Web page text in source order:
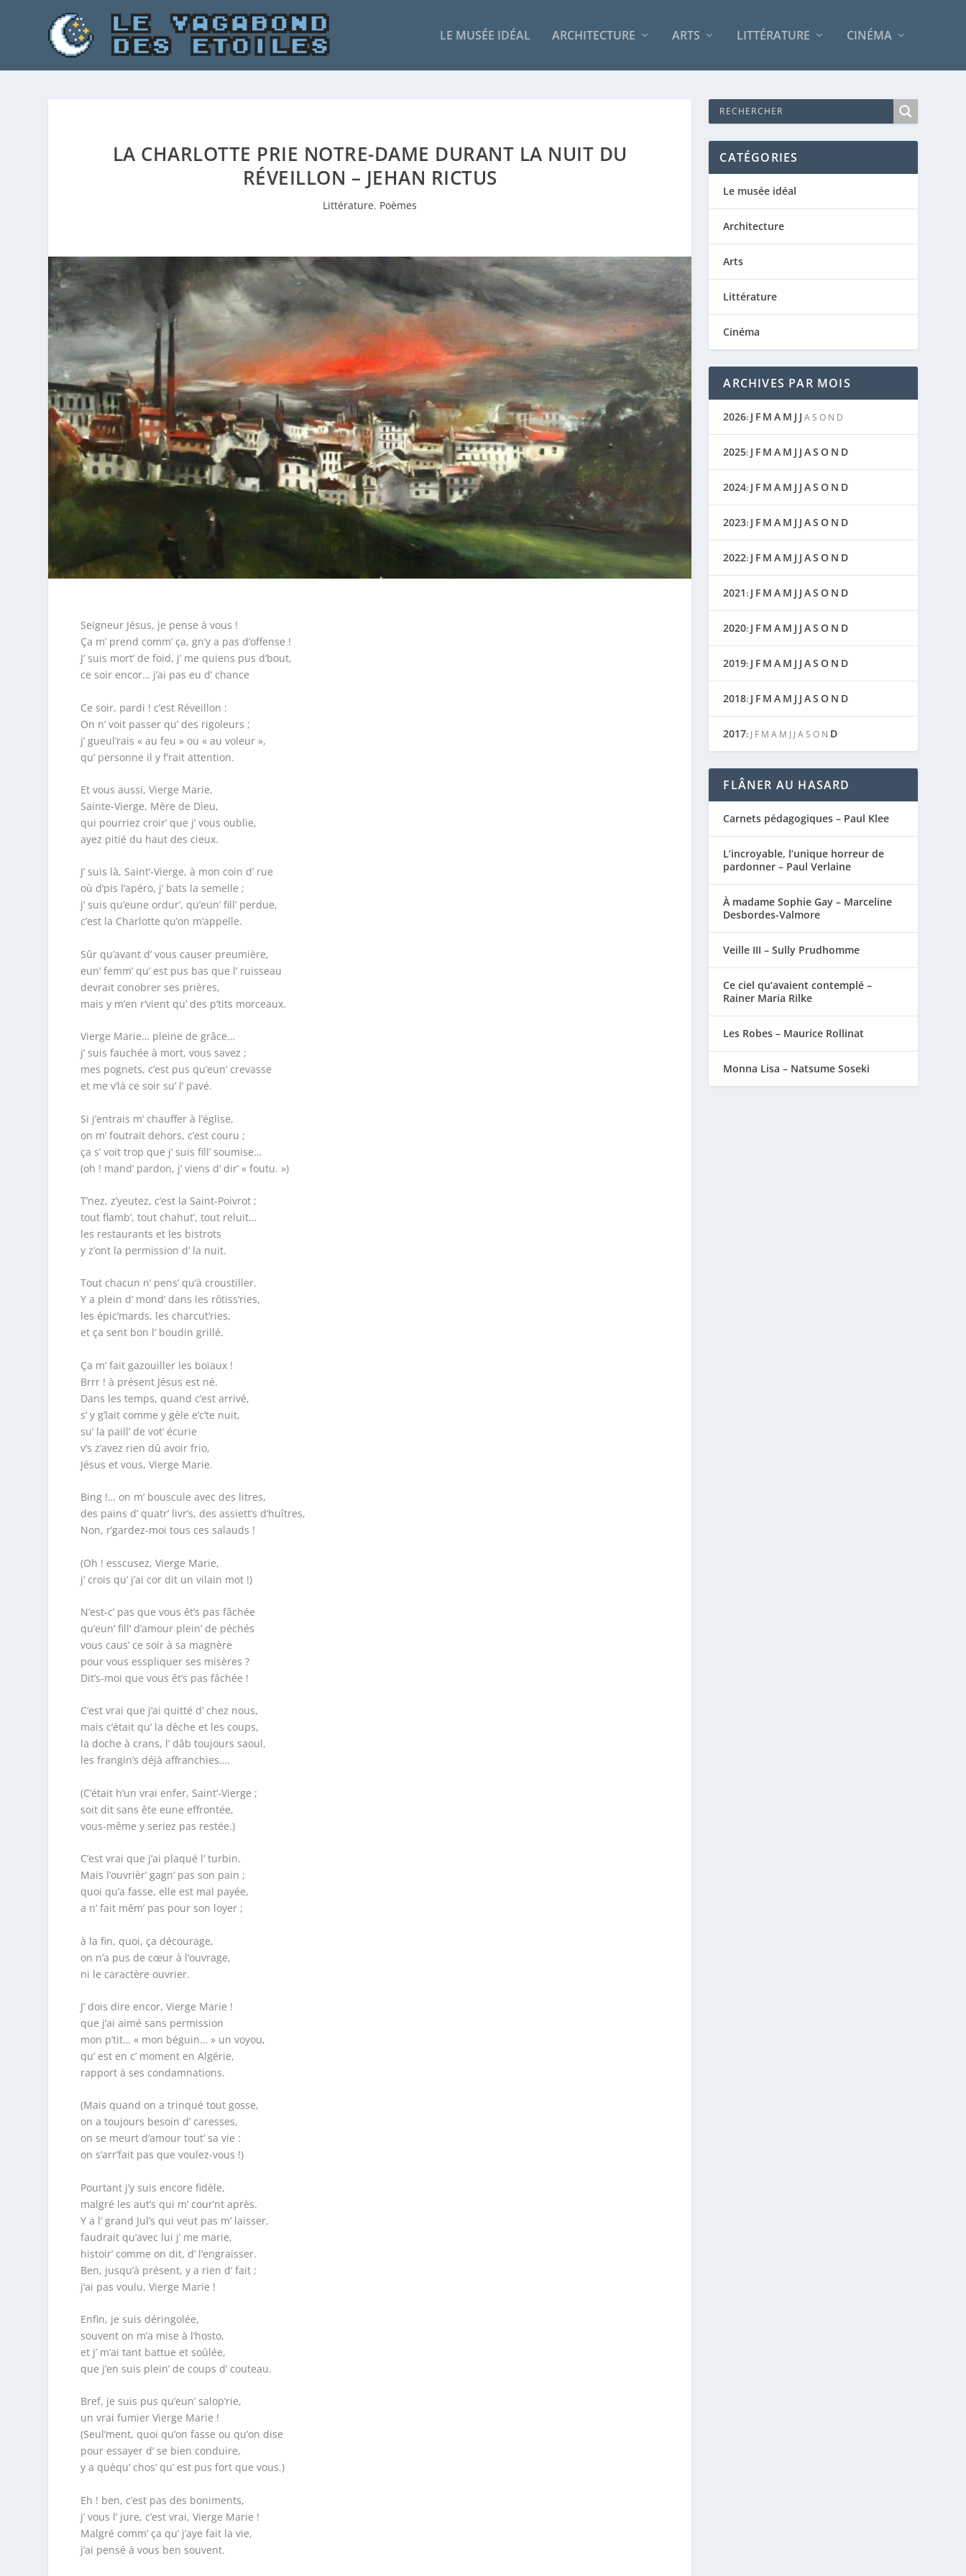
LE MUSÉE IDÉAL ARCHITECTURE ARTS LITTÉRATURE CINÉMA
LA CHARLOTTE PRIE NOTRE-DAME DURANT LA NUIT DU
RÉVEILLON – JEHAN RICTUS
Littérature, Poèmes
Seigneur Jésus, je pense à vous !
Ça m’ prend comm’ ça, gn’y a pas d’offense !
J’ suis mort’ de foid, j’ me quiens pus d’bout,
ce soir encor… j’ai pas eu d’ chance
Ce soir, pardi ! c’est Réveillon :
On n’ voit passer qu’ des rigoleurs ;
j’ gueul’rais « au feu » ou « au voleur »,
qu’ personne il y f’rait attention.
Et vous aussi, Vierge Marie,
Sainte-Vierge, Mère de Dieu,
qui pourriez croir’ que j’ vous oublie,
ayez pitié du haut des cieux.
J’ suis là, Saint’-Vierge, à mon coin d’ rue
où d’pis l’apéro, j’ bats la semelle ;
j’ suis qu’eune ordur’, qu’eun’ fill’ perdue,
c’est la Charlotte qu’on m’appelle.
Sûr qu’avant d’ vous causer preumière,
eun’ femm’ qu’ est pus bas que l’ ruisseau
devrait conobrer ses prières,
mais y m’en r’vient qu’ des p’tits morceaux.
Vierge Marie… pleine de grâce…
j’ suis fauchée à mort, vous savez ;
mes pognets, c’est pus qu’eun’ crevasse
et me v’là ce soir su’ l’ pavé.
Si j’entrais m’ chauffer à l’église,
on m’ foutrait dehors, c’est couru ;
ça s’ voit trop que j’ suis fill’ soumise…
(oh ! mand’ pardon, j’ viens d’ dir’ « foutu. »)
T’nez, z’yeutez, c’est la Saint-Poivrot ;
tout flamb’, tout chahut’, tout reluit…
les restaurants et les bistrots
y z’ont la permission d’ la nuit.
Tout chacun n’ pens’ qu’à croustiller.
Y a plein d’ mond’ dans les rôtiss’ries,
les épic’mards, les charcut’ries,
et ça sent bon l’ boudin grillé.
Ça m’ fait gazouiller les boïaux !
Brrr ! à présent Jésus est né.
Dans les temps, quand c’est arrivé,
s’ y g’lait comme y gèle e’c’te nuit,
su’ la paill’ de vot’ écurie
v’s z’avez rien dû avoir frio,
Jésus et vous, Vierge Marie.
Bing !… on m’ bouscule avec des litres,
des pains d’ quatr’ livr’s, des assiett’s d’huîtres,
Non, r’gardez-moi tous ces salauds !
(Oh ! esscusez, Vierge Marie,
j’ crois qu’ j’ai cor dit un vilain mot !)
N’est-c’ pas que vous êt’s pas fâchée
qu’eun’ fill’ d’amour plein’ de péchés
vous caus’ ce soir à sa magnère
pour vous esspliquer ses misères ?
Dit’s-moi que vous êt’s pas fâchée !
C’est vrai que j’ai quitté d’ chez nous,
mais c’était qu’ la dèche et les coups,
la doche à crans, l’ dâb toujours saoul,
les frangin’s déjà affranchies….
(C’était h’un vrai enfer, Saint’-Vierge ;
soit dit sans ête eune effrontée,
vous-même y seriez pas restée.)
C’est vrai que j’ai plaqué l’ turbin.
Mais l’ouvrièr’ gagn’ pas son pain ;
quoi qu’a fasse, elle est mal payée,
a n’ fait mêm’ pas pour son loyer ;
à la fin, quoi, ça décourage,
on n’a pus de cœur à l’ouvrage,
ni le caractère ouvrier.
J’ dois dire encor, Vierge Marie !
que j’ai aimé sans permission
mon p’tit… « mon béguin… » un voyou,
qu’ est en c’ moment en Algérie,
rapport à ses condamnations.
(Mais quand on a trinqué tout gosse,
on a toujours besoin d’ caresses,
on se meurt d’amour tout’ sa vie :
on s’arr’fait pas que voulez-vous !)
Pourtant j’y suis encore fidèle,
malgré les aut’s qui m’ cour’nt après.
Y a l’ grand Jul’s qui veut pas m’ laisser,
faudrait qu’avec lui j’ me marie,
histoir’ comme on dit, d’ l’engraisser.
Ben, jusqu’à présent, y a rien d’ fait ;
j’ai pas voulu, Vierge Marie !
Enfin, je suis déringolée,
souvent on m’a mise à l’hosto,
et j’ m’ai tant battue et soûlée,
que j’en suis plein’ de coups d’ couteau.
Bref, je suis pus qu’eun’ salop’rie,
un vrai fumier Vierge Marie !
(Seul’ment, quoi qu’on fasse ou qu’on dise
pour essayer d’ se bien conduire,
y a quèqu’ chos’ qu’ est pus fort que vous.)
Eh ! ben, c’est pas des boniments,
j’ vous l’ jure, c’est vrai, Vierge Marie !
Malgré comm’ ça qu’ j’aye fait la vie,
j’ai pensé à vous ben souvent.
CATÉGORIES
Le musée idéal
Architecture
Arts
Littérature
Cinéma
ARCHIVES PAR MOIS
2026: J F M A M J J AS O N D
2025: J F M A M J J AS O N D
2024: J F M A M J J AS O N D
2023: J F M A M J J AS O N D
2022: J F M A M J J AS O N D
2021: J F M A M J J AS O N D
2020: J F M A M J J AS O N D
2019: J F M A M J J AS O N D
2018: J F M A M J J AS O N D
2017: J F M A M J J AS O N D
FLÂNER AU HASARD
Carnets pédagogiques – Paul Klee
L’incroyable, l’unique horreur de
pardonner – Paul Verlaine
À madame Sophie Gay – Marceline
Desbordes-Valmore
Veille III – Sully Prudhomme
Ce ciel qu’avaient contemplé –
Rainer Maria Rilke
Les Robes – Maurice Rollinat
Monna Lisa – Natsume Soseki